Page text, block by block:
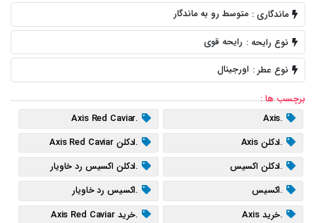
ماندگاری : متوسط رو به ماندگار
نوع رایحه : رایحه قوی
نوع عطر : اورجینال
برچسب ها :
.Axis
.Axis Red Caviar
.ادکلن Axis
.ادکلن Axis Red Caviar
.ادکلن اکسیس
.ادکلن اکسیس رد خاویار
.اکسیس
.اکسیس رد خاویار
.خرید Axis
.خرید Axis Red Caviar